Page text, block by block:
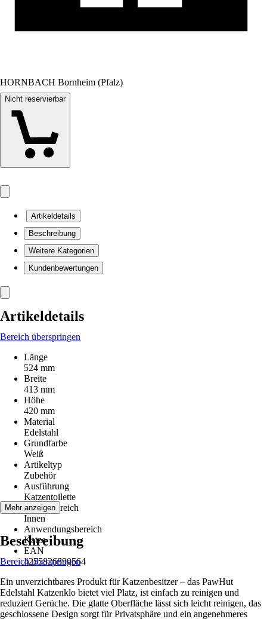
HORNBACH Bornheim (Pfalz)
Nicht reservierbar
Artikeldetails
Beschreibung
Weitere Kategorien
Kundenbewertungen
Artikeldetails
Bereich überspringen
Länge
524 mm
Breite
413 mm
Höhe
420 mm
Material
Edelstahl
Grundfarbe
Weiß
Artikeltyp
Zubehör
Ausführung
Katzentoilette
Einsatzbereich
Innen
Anwendungsbereich
Katze
EAN
4255826890564
Mehr anzeigen
Beschreibung
Bereich überspringen
Ein unverzichtbares Produkt für Katzenbesitzer – das PawHut
Edelstahl Katzenklo bietet viel Platz, ist einfach zu reinigen und
reduziert Gerüche. Die glatte Oberfläche lässt sich leicht reinigen, das
geschlossene Design sorgt für Privatsphäre und ein angenehmeres